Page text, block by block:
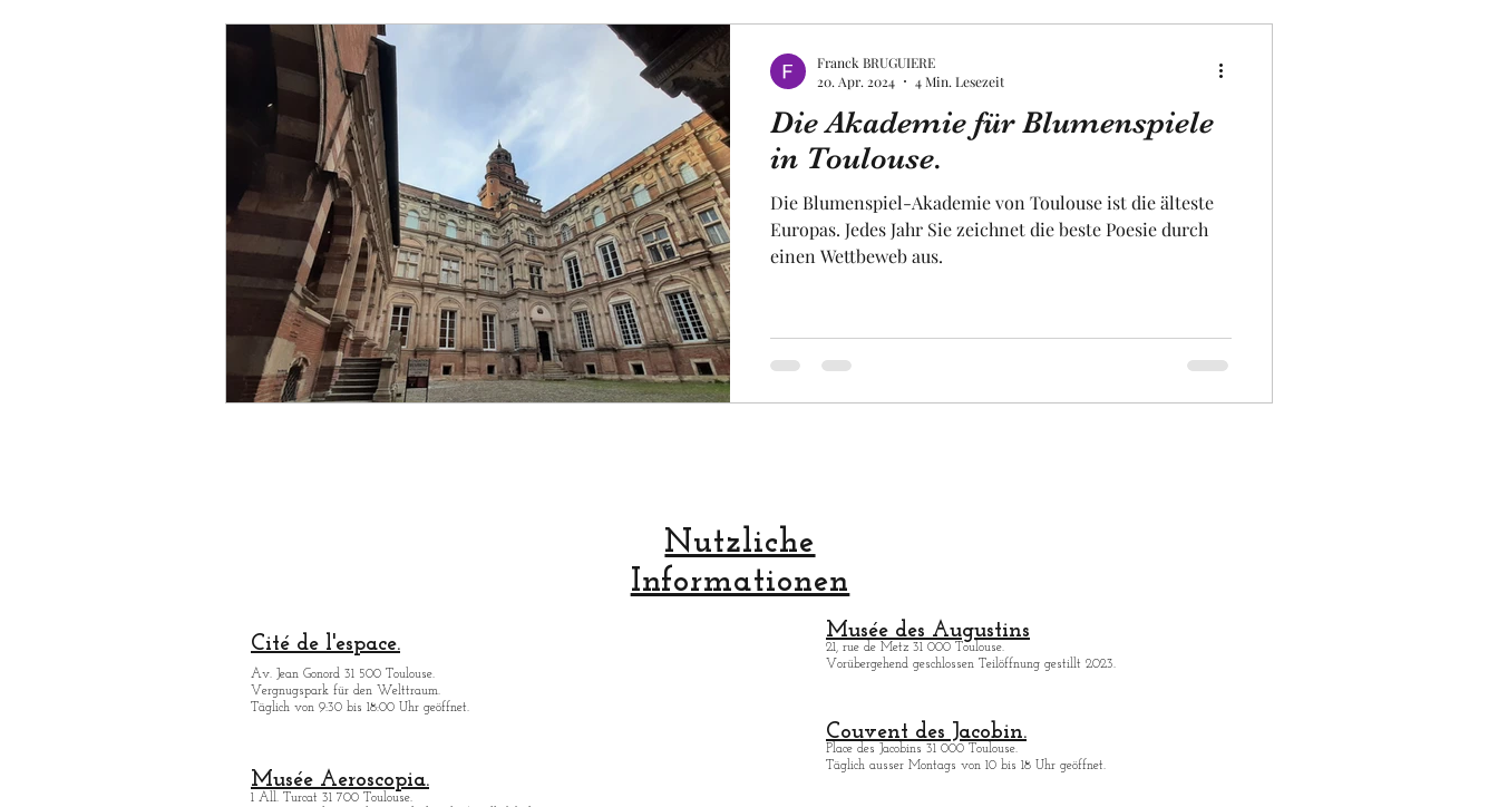
Die Akademie für Blumenspiele
in Toulouse.
Die Blumenspiel-Akademie von Toulouse ist die älteste
Europas. Jedes Jahr Sie zeichnet die beste Poesie durch
einen Wettbeweb aus.
Franck BRUGUIERE
20. Apr. 2024
4 Min. Lesezeit
Nutzliche
Informationen
Cité de l'espace.
Av. Jean Gonord 31 500 Toulouse.
Vergnugspark für den Welttraum.
Täglich von 9:30 bis 18:00 Uhr geöffnet.
Musée des Augustins
21, rue de Metz 31 000 Toulouse.
Vorübergehend geschlossen Teilöffnung gestillt 2023.
Couvent des Jacobin.
Place des Jacobins 31 000 Toulouse.
Täglich ausser Montags von 10 bis 18 Uhr geöffnet.
Musée Aeroscopia.
1 All. Turcat 31 700 Toulouse.